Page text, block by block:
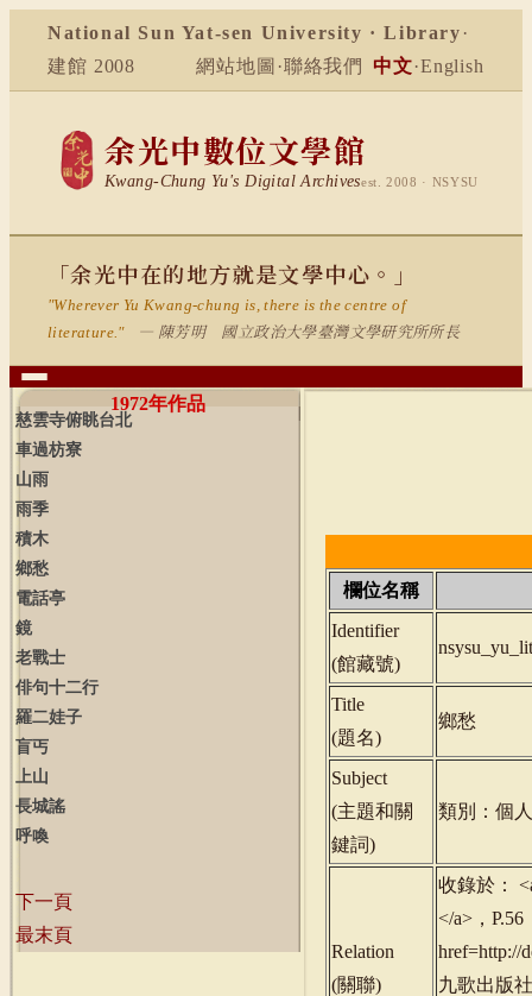
National Sun Yat-sen University · Library ·
建館 2008
網站地圖 ·聯絡我們 中文·English
余光中數位文學館
Kwang-Chung Yu's Digital Archivesest. 2008 · NSYSU
「余光中在的地方就是文學中心。」
"Wherever Yu Kwang-chung is, there is the centre of
literature."
— 陳芳明 國立政治大學臺灣文學研究所所長
1972年作品
慈雲寺俯眺台北
車過枋寮
山雨
雨季
積木
鄉愁
電話亭
鏡
老戰士
俳句十二行
羅二娃子
盲丐
上山
長城謠
呼喚
下一頁
最末頁
欄位名稱
Identifier
(館藏號)
Title
(題名)
鄉愁
Subject
(主題和關
鍵詞)
類別：個
Relation
(關聯)
收錄於：
</a>，
href=http://
九歌出版